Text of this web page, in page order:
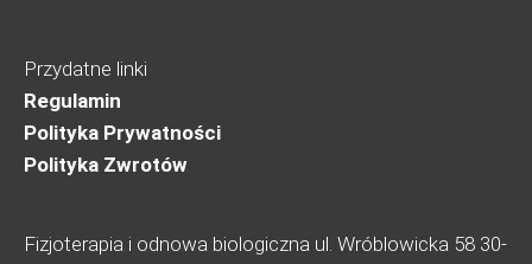
Przydatne linki
Regulamin
Polityka Prywatności
Polityka Zwrotów
Fizjoterapia i odnowa biologiczna ul. Wróblowicka 58 30-